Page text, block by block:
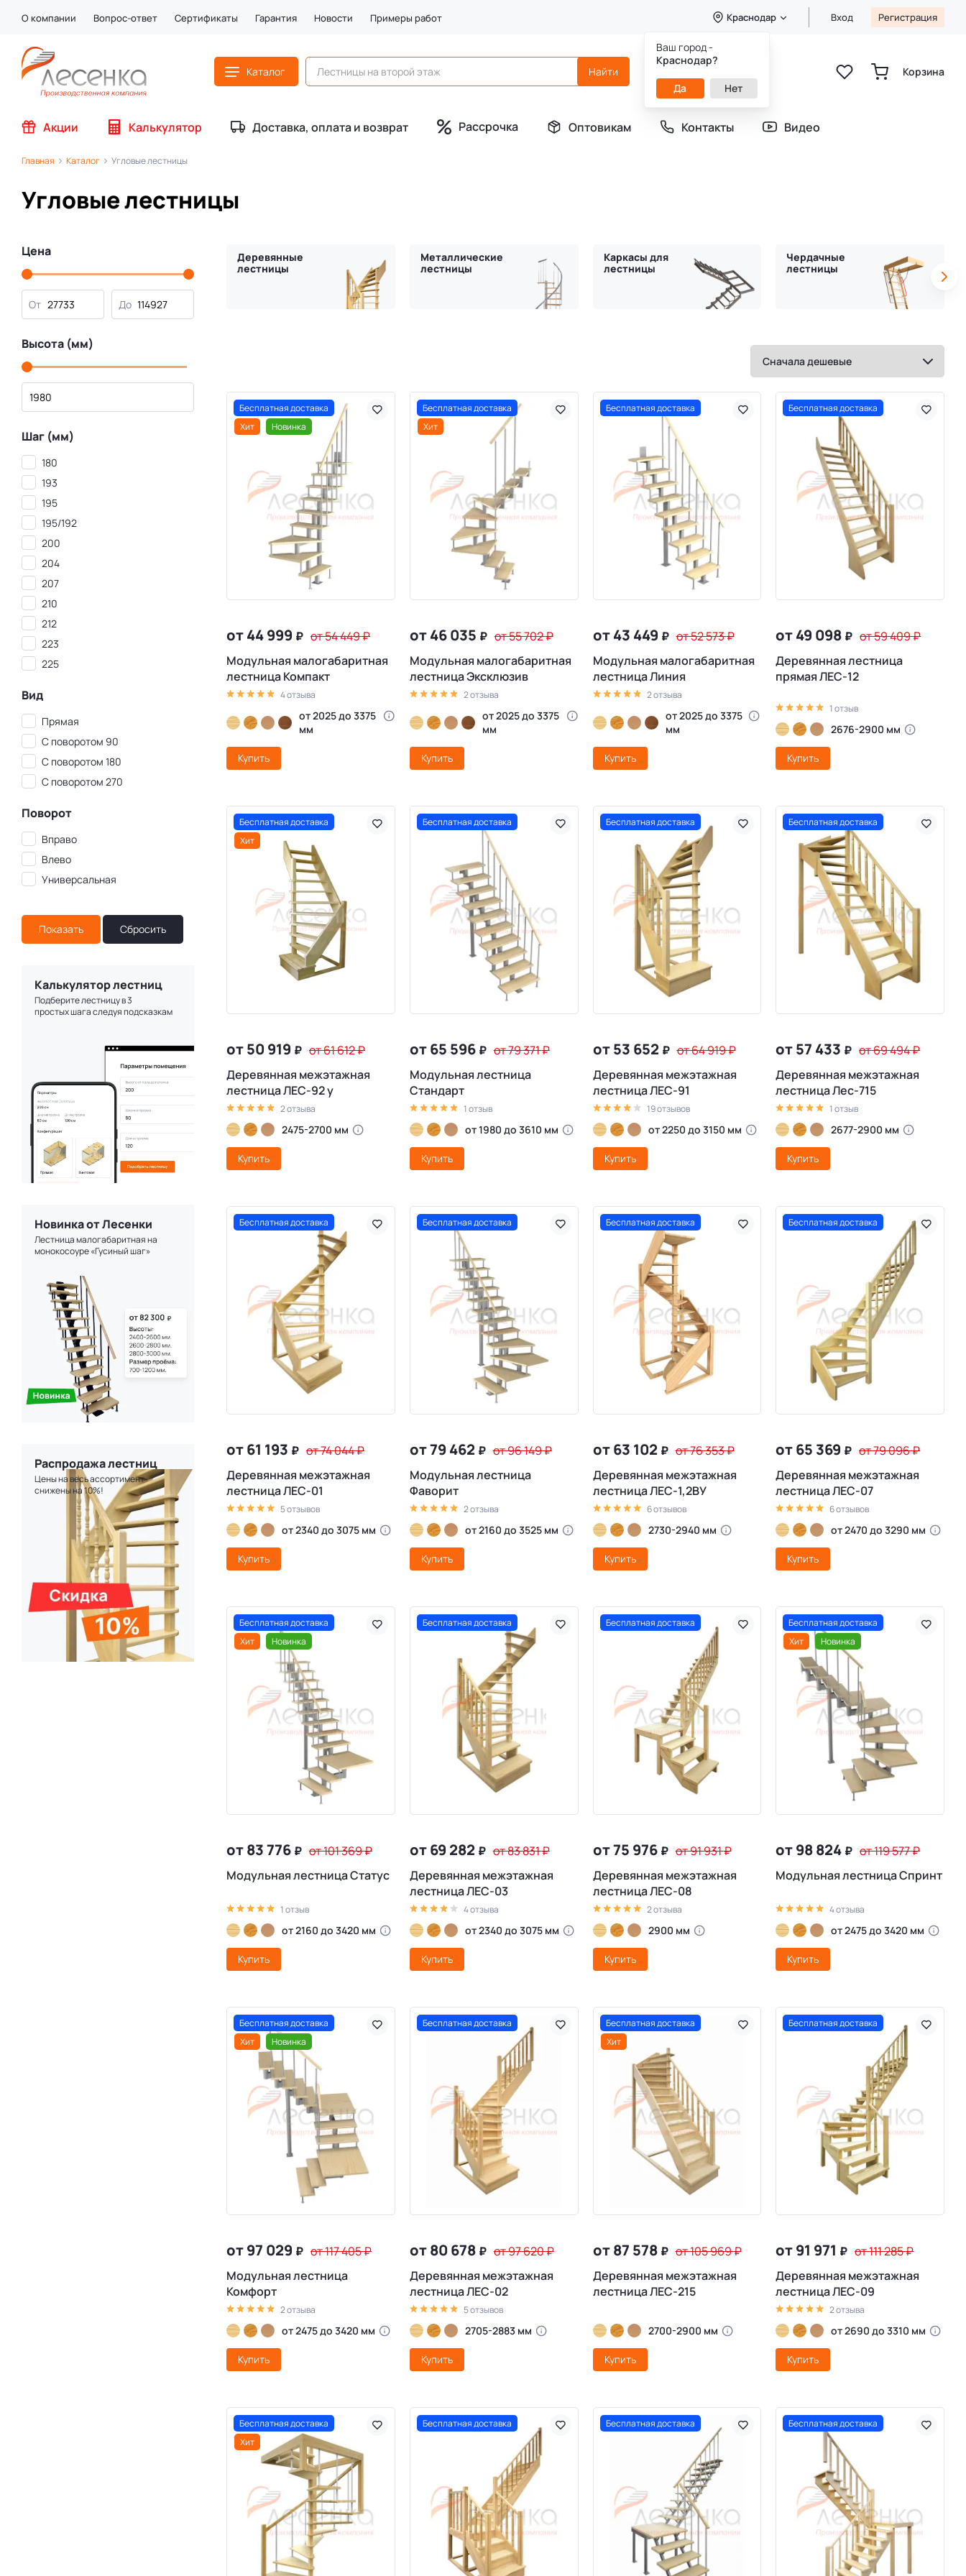
О компании Вопрос-ответ Сертификаты Гарантия Новости Примеры работ Краснодар
Ваш город -
Краснодар?
Да Нет
Вход Регистрация
Каталог
8 (800) 333-49-25
Звонок бесплатный
пн-пт 8:00-20:00
сб-вс 9:00-20:00
Корзина
Акции Калькулятор Доставка, оплата и возврат Рассрочка Оптовикам Контакты Видео
Главная Каталог Угловые лестницы
Угловые лестницы
Цена
От До
Высота (мм)
Шаг (мм)
180
193
195
195/192
200
204
207
210
212
223
225
Вид
Прямая
С поворотом 90
С поворотом 180
С поворотом 270
Поворот
Вправо
Влево
Универсальная
Калькулятор лестниц
Подберите лестницу в 3
простых шага следуя подсказкам
Новинка от Лесенки
Лестница малогабаритная на
монокосоуре «Гусиный шаг»
Распродажа лестниц
Цены на весь ассортимент
снижены на 10%!
Деревянные
лестницы
Металлические
лестницы
Каркасы для
лестницы
Чердачные
лестницы
Бесплатная доставка
Хит
Новинка
от 44 999 ₽ от 54 449₽
Модульная малогабаритная
лестница Компакт
4 отзыва
от 2025 до 3375
мм
Купить
Бесплатная доставка
Хит
от 46 035 ₽ от 55 702₽
Модульная малогабаритная
лестница Эксклюзив
2 отзыва
от 2025 до 3375
мм
Купить
Бесплатная доставка
от 43 449 ₽ от 52 573₽
Модульная малогабаритная
лестница Линия
2 отзыва
от 2025 до 3375
мм
Купить
Бесплатная доставка
от 49 098 ₽ от 59 409₽
Деревянная лестница
прямая ЛЕС-12
1 отзыв
2676-2900 мм
Купить
Бесплатная доставка
Хит
от 50 919 ₽ от 61 612₽
Деревянная межэтажная
лестница ЛЕС-92 у
2 отзыва
2475-2700 мм
Купить
Бесплатная доставка
от 65 596 ₽ от 79 371₽
Модульная лестница
Стандарт
1 отзыв
от 1980 до 3610 мм
Купить
Бесплатная доставка
от 53 652 ₽ от 64 919₽
Деревянная межэтажная
лестница ЛЕС-91
19 отзывов
от 2250 до 3150 мм
Купить
Бесплатная доставка
от 57 433 ₽ от 69 494₽
Деревянная межэтажная
лестница Лес-715
1 отзыв
2677-2900 мм
Купить
Бесплатная доставка
от 61 193 ₽ от 74 044₽
Деревянная межэтажная
лестница ЛЕС-01
5 отзывов
от 2340 до 3075 мм
Купить
Бесплатная доставка
от 79 462 ₽ от 96 149₽
Модульная лестница
Фаворит
2 отзыва
от 2160 до 3525 мм
Купить
Бесплатная доставка
от 63 102 ₽ от 76 353₽
Деревянная межэтажная
лестница ЛЕС-1,2ВУ
6 отзывов
2730-2940 мм
Купить
Бесплатная доставка
от 65 369 ₽ от 79 096₽
Деревянная межэтажная
лестница ЛЕС-07
6 отзывов
от 2470 до 3290 мм
Купить
Бесплатная доставка
Хит
Новинка
от 83 776 ₽ от 101 369₽
Модульная лестница Статус
1 отзыв
от 2160 до 3420 мм
Купить
Бесплатная доставка
от 69 282 ₽ от 83 831₽
Деревянная межэтажная
лестница ЛЕС-03
4 отзыва
от 2340 до 3075 мм
Купить
Бесплатная доставка
от 75 976 ₽ от 91 931₽
Деревянная межэтажная
лестница ЛЕС-08
2 отзыва
2900 мм
Купить
Бесплатная доставка
Хит
Новинка
от 98 824 ₽ от 119 577₽
Модульная лестница Спринт
4 отзыва
от 2475 до 3420 мм
Купить
Бесплатная доставка
Хит
Новинка
от 97 029 ₽ от 117 405₽
Модульная лестница
Комфорт
2 отзыва
от 2475 до 3420 мм
Купить
Бесплатная доставка
от 80 678 ₽ от 97 620₽
Деревянная межэтажная
лестница ЛЕС-02
5 отзывов
2705-2883 мм
Купить
Бесплатная доставка
Хит
от 87 578 ₽ от 105 969₽
Деревянная межэтажная
лестница ЛЕС-215
2700-2900 мм
Купить
Бесплатная доставка
от 91 971 ₽ от 111 285₽
Деревянная межэтажная
лестница ЛЕС-09
2 отзыва
от 2690 до 3310 мм
Купить
Бесплатная доставка
Хит
Бесплатная доставка Бесплатная доставка Бесплатная доставка